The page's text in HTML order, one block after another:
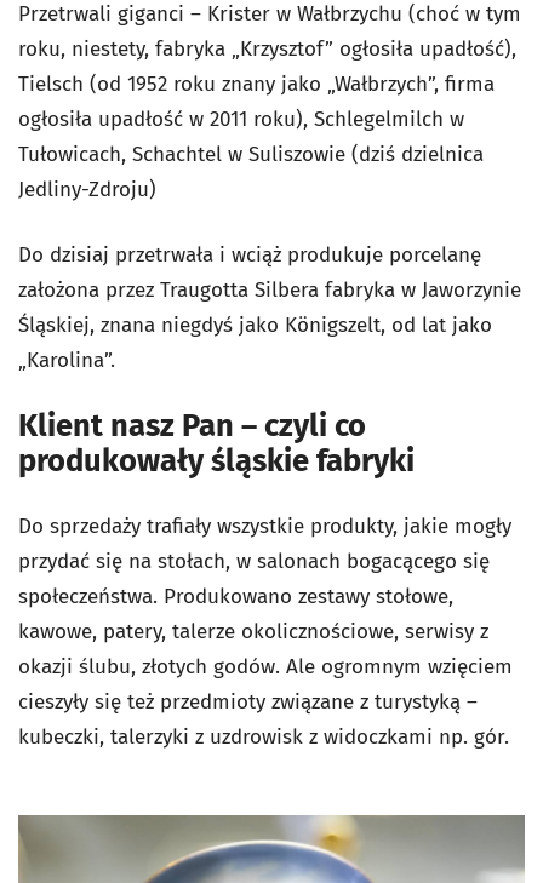
Przetrwali giganci – Krister w Wałbrzychu (choć w tym
roku, niestety, fabryka „Krzysztof” ogłosiła upadłość),
Tielsch (od 1952 roku znany jako „Wałbrzych”, firma
ogłosiła upadłość w 2011 roku), Schlegelmilch w
Tułowicach, Schachtel w Suliszowie (dziś dzielnica
Jedliny-Zdroju)
Do dzisiaj przetrwała i wciąż produkuje porcelanę
założona przez Traugotta Silbera fabryka w Jaworzynie
Śląskiej, znana niegdyś jako Königszelt, od lat jako
„Karolina”.
Klient nasz Pan – czyli co
produkowały śląskie fabryki
Do sprzedaży trafiały wszystkie produkty, jakie mogły
przydać się na stołach, w salonach bogacącego się
społeczeństwa. Produkowano zestawy stołowe,
kawowe, patery, talerze okolicznościowe, serwisy z
okazji ślubu, złotych godów. Ale ogromnym wzięciem
cieszyły się też przedmioty związane z turystyką –
kubeczki, talerzyki z uzdrowisk z widoczkami np. gór.